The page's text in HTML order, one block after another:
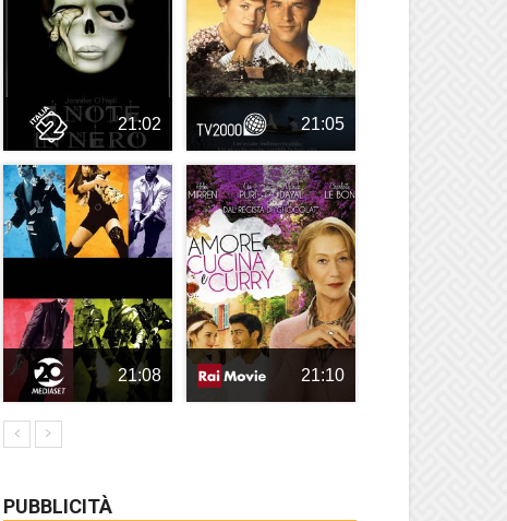
21:02 21:05
21:08 21:10
PUBBLICITÀ